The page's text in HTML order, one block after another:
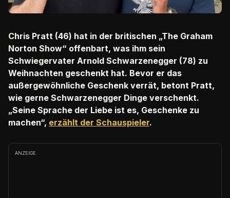
Chris Pratt (46) hat in der britischen „The Graham
Norton Show“ offenbart, was ihm sein
Schwiegervater Arnold Schwarzenegger (78) zu
Weihnachten geschenkt hat. Bevor er das
außergewöhnliche Geschenk verrät, betont Pratt,
wie gerne Schwarzenegger Dinge verschenkt.
„Seine Sprache der Liebe ist es, Geschenke zu
machen“, erzählt der Schauspieler.
ANZEIGE